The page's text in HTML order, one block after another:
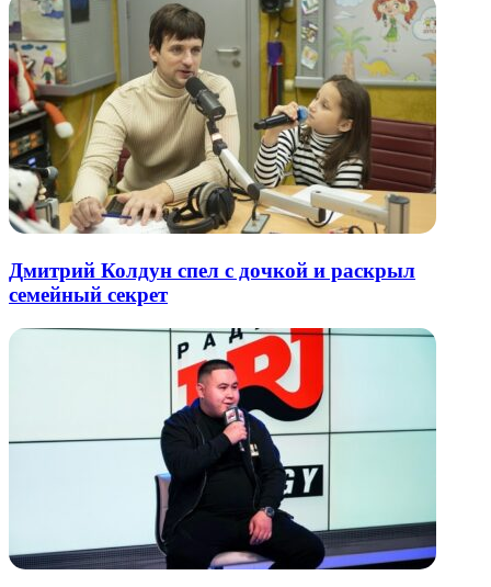
Дмитрий Колдун спел с дочкой и раскрыл
семейный секрет